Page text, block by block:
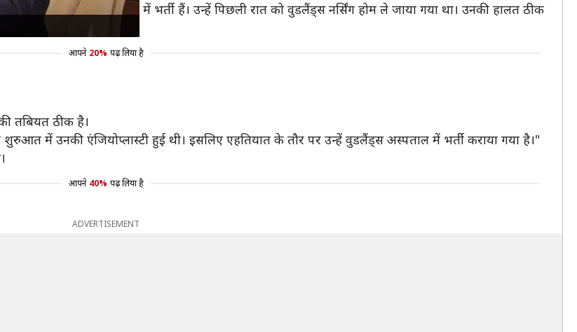
गए हैं और इस समय अस्पताल में भर्ती हैं। उन्हें पिछली रात को वुडलैंड्स नर्सिंग होम ले जाया गया था। उनकी हालत ठीक
आपने 20% पढ़ लिया है
तबियत ठीक है।
में उनकी एंजियोप्लास्टी हुई थी। इसलिए एहतियात के तौर पर उन्हें वुडलैंड्स अस्पताल में भर्ती कराया गया है।"
आपने 40% पढ़ लिया है
ADVERTISEMENT